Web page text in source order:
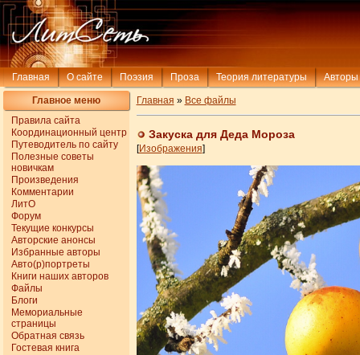
Главная О сайте Поэзия Проза Теория литературы Авторы
Главное меню
Правила сайта
Координационный центр
Путеводитель по сайту
Полезные советы
новичкам
Произведения
Комментарии
ЛитО
Форум
Текущие конкурсы
Авторские анонсы
Избранные авторы
Авто(р)портреты
Книги наших авторов
Файлы
Блоги
Мемориальные
страницы
Обратная связь
Гостевая книга
Главная » Все файлы
Закуска для Деда Мороза
[Изображения]